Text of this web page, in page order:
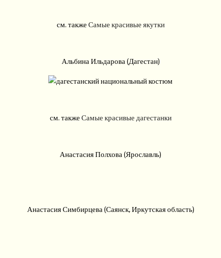
см. также Самые красивые якутки
Альбина Ильдарова (Дагестан)
см. также Самые красивые дагестанки
Анастасия Полхова (Ярославль)
Анастасия Симбирцева (Саянск, Иркутская область)